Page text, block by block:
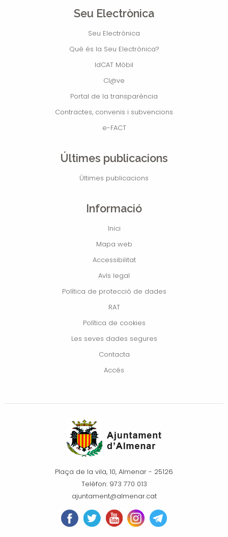
Seu Electrònica
Seu Electrònica
Què és la Seu Electrònica?
IdCAT Mòbil
Cl@ve
Portal de la transparència
Contractes, convenis i subvencions
e-FACT
Últimes publicacions
Últimes publicacions
Informació
Inici
Mapa web
Accessibilitat
Avís legal
Política de protecció de dades
RAT
Política de cookies
Les seves dades segures
Contacta
Accés
Plaça de la vila, 10, Almenar - 25126
Telèfon: 973 770 013
ajuntament@almenar.cat